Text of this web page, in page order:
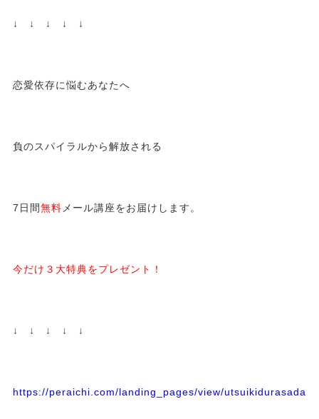
↓ ↓ ↓ ↓ ↓
恋愛依存に悩むあなたへ
負のスパイラルから解放される
7日間無料 メール講座をお届けします。
今だけ３大特典をプレゼント！
↓ ↓ ↓ ↓ ↓
https://peraichi.com/landing_pages/view/